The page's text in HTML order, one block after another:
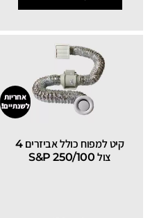
קיט למפוח כולל אביזרים 4
צול 250/100 S&P
אחריות
לשנתיים!